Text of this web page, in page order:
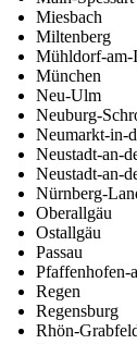
Miesbach
Miltenberg
Mühldorf-am-
München
Neu-Ulm
Neuburg-
Neumarkt-in-
Neustadt-an-
Neustadt-an-
Nürnberg-
Oberallgäu
Ostallgäu
Passau
Pfaffenhofen-
Regen
Regensburg
Rhön-